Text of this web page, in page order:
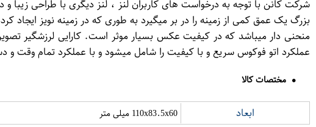
عملکرد اتو فوکوس سریع و با کیفیت را شامل میشود و با عملکرد تمام وقت
مختصات کالا
ابعاد 110x83.5x60 میلی متر